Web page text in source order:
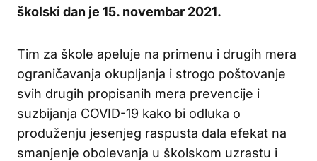
školski dan je 15. novembar 2021.
Tim za škole apeluje na primenu i drugih mera
ograničavanja okupljanja i strogo poštovanje
svih drugih propisanih mera prevencije i
suzbijanja COVID-19 kako bi odluka o
produženju jesenjeg raspusta dala efekat na
smanjenje obolevanja u školskom uzrastu i